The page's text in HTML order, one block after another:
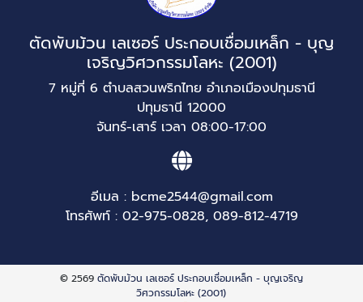
ตัดพับม้วน เลเซอร์ ประกอบเชื่อมเหล็ก - บุญ
เจริญวิศวกรรมโลหะ (2001)
7 หมู่ที่ 6 ตำบลสวนพริกไทย อำเภอเมืองปทุมธานี
ปทุมธานี 12000
จันทร์-เสาร์ เวลา 08:00-17:00
อีเมล : bcme2544@gmail.com
โทรศัพท์ : 02-975-0828, 089-812-4719
© 2569 ตัดพับม้วน เลเซอร์ ประกอบเชื่อมเหล็ก - บุญเจริญ
วิศวกรรมโลหะ (2001)